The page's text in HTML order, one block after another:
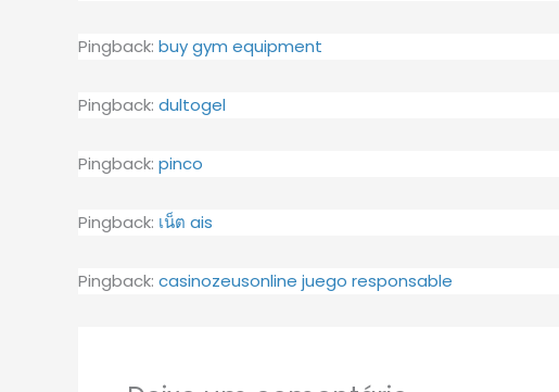
Pingback: buy gym equipment
Pingback: dultogel
Pingback: pinco
Pingback: เน็ต ais
Pingback: casinozeusonline juego responsable